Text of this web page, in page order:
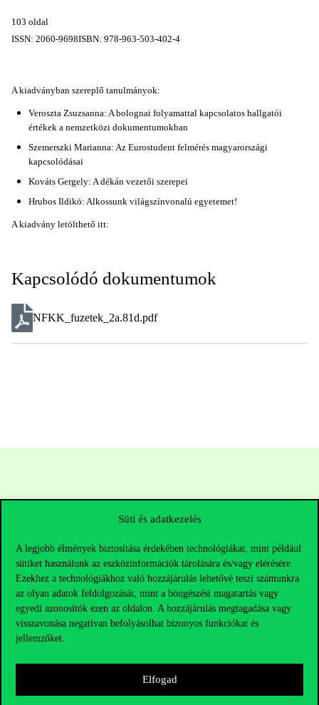
Süti és adatkezelés
A legjobb élmények biztosítása érdekében technológiákat, mint például
sütiket használunk az eszközinformációk tárolására és/vagy elérésére.
Ezekhez a technológiákhoz való hozzájárulás lehetővé teszi számunkra
az olyan adatok feldolgozását, mint a böngészési magatartás vagy
egyedi azonosítók ezen az oldalon. A hozzájárulás megtagadása vagy
visszavonása negatívan befolyásolhat bizonyos funkciókat és
jellemzőket.
Elfogad
103 oldal
ISSN: 2060-9698ISBN: 978-963-503-402-4
A kiadványban szereplő tanulmányok:
Veroszta Zsuzsanna: A bolognai folyamattal kapcsolatos hallgatói
értékek a nemzetközi dokumentumokban
Szemerszki Marianna: Az Eurostudent felmérés magyarországi
kapcsolódásai
Kováts Gergely: A dékán vezetői szerepei
Hrubos Ildikó: Alkossunk világszínvonalú egyetemet!
A kiadvány letölthető itt:
Kapcsolódó dokumentumok
NFKK_fuzetek_2a.81d.pdf
Elérhetőségek
Kérdésed van a felvételivel kapcsolatban?